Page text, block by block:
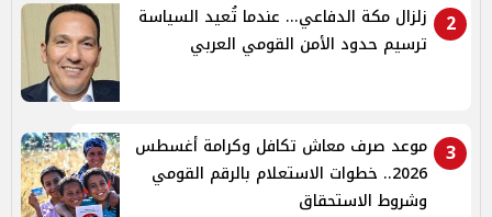
2
زلزال مكة الدفاعي... عندما تُعيد السياسة
ترسيم حدود الأمن القومي العربي
3
موعد صرف معاش تكافل وكرامة أغسطس
2026.. خطوات الاستعلام بالرقم القومي
وشروط الاستحقاق